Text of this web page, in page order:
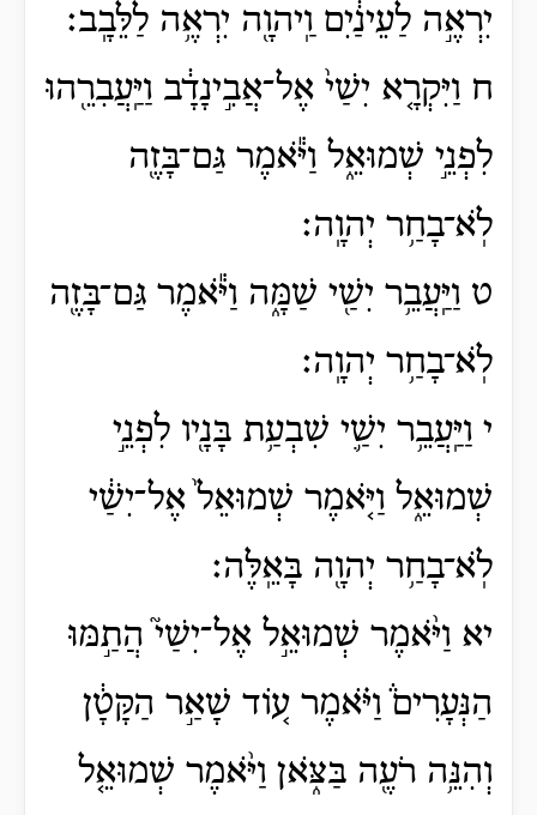
יִרְאֶ֣ה לַעֵינַ֔יִם וַֽיהוָ֖ה יִרְאֶ֥ה לַלֵּבָֽב׃
ח וַיִּקְרָ֤א יִשַׁי֙ אֶל־אֲבִ֣ינָדָ֔ב וַיַּֽעֲבִרֵ֖הוּ
לִפְנֵ֣י שְׁמוּאֵ֑ל וַיֹּ֕אמֶר גַּם־בָּזֶ֖ה
לֹֽא־בָחַ֥ר יְהוָֽה׃
ט וַיַּֽעֲבֵ֥ר יִשַׁ֖י שַׁמָּ֑ה וַיֹּ֕אמֶר גַּם־בָּזֶ֖ה
לֹֽא־בָחַ֥ר יְהוָֽה׃
י וַיַּֽעֲבֵ֥ר יִשַׁ֛י שִׁבְעַ֥ת בָּנָ֖יו לִפְנֵ֣י
שְׁמוּאֵ֑ל וַיֹּ֤אמֶר שְׁמוּאֵל֙ אֶל־יִשַׁ֔י
לֹֽא־בָחַ֥ר יְהוָ֖ה בָּאֵֽלֶּה׃
יא וַיֹּ֨אמֶר שְׁמוּאֵ֣ל אֶל־יִשַׁי֮ הֲתַ֣מּוּ
הַנְּעָרִים֒ וַיֹּ֗אמֶר ע֚וֹד שָׁאַ֣ר הַקָּטָ֔ן
וְהִנֵּ֥ה רֹעֶ֖ה בַּצֹּ֑אן וַיֹּ֨אמֶר שְׁמוּאֵ֤ל